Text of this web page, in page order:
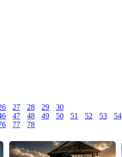
27 28 29
30
47 48 49 50 51 52 53 54
77 78